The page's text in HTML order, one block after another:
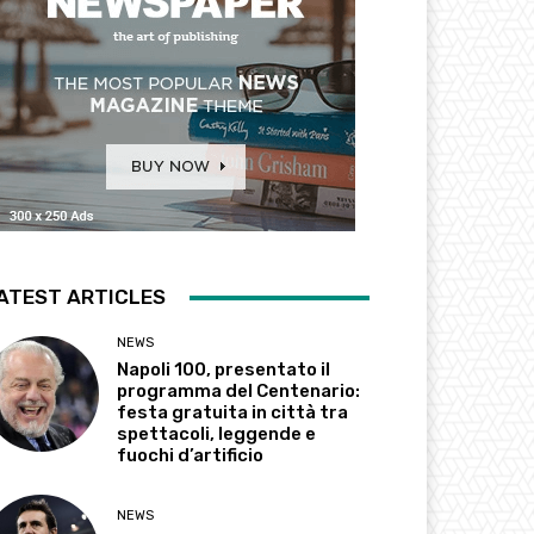
ARTICLES
NEWS
Napoli 100, presentato il
programma del Centenario:
festa gratuita in città tra
spettacoli, leggende e
fuochi d’artificio
NEWS